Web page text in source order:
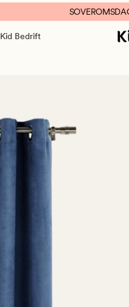
Kid Bedrift